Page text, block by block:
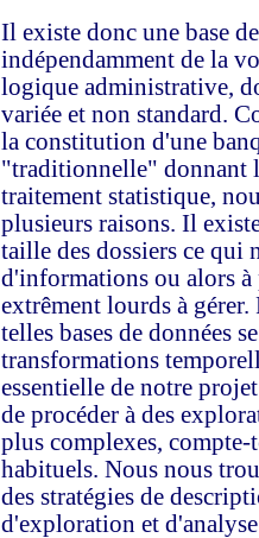
Il existe donc une base
indépendamment de la
logique administrative,
variée et non standard.
la constitution d'une
"traditionnelle" donnant
traitement statistique,
plusieurs raisons. Il
taille des dossiers ce qui
d'informations ou alors à
extrêment lourds à
telles bases de données
transformations
essentielle de notre
de procéder à des
plus complexes, compte-
habituels. Nous nous
des stratégies de
d'exploration et d'analyse